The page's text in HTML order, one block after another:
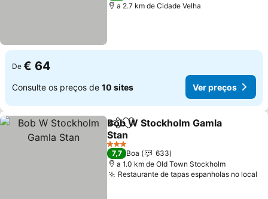
a 2.7 km de Cidade Velha
De € 64
Consulte os preços de 10 sites Ver preços
PartilharAdicionar aos favoritos
Bob W Stockholm Gamla
Stan
3 Estrelas
7,7 Boa
633
a 1.0 km de Old Town Stockholm
Restaurante de tapas espanholas no local